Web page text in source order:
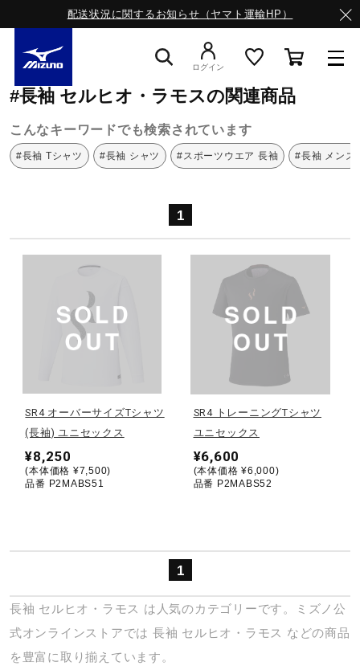
配送状況に関するお知らせ（ヤマト運輸HP）
ライフスタイルウエア
サッカー／フットサル
トレーニング
野球
ゴルフ
テニス／ソフトテニス
ログイン
ミズノ公式オンライン セルヒオ・ラモス
#長袖 セルヒオ・ラモスの関連商品
こんなキーワードでも検索されています
#長袖 Tシャツ #長袖 シャツ #スポーツウエア 長袖 #長袖 メンズ
1
SR4 オーバーサイズTシャツ
(長袖) ユニセックス
¥8,250
(本体価格 ¥7,500)
品番 P2MABS51
SR4 トレーニングTシャツ
ユニセックス
¥6,600
(本体価格 ¥6,000)
品番 P2MABS52
1
長袖 セルヒオ・ラモス は人気のカテゴリーです。ミズノ公
式オンラインストアでは 長袖 セルヒオ・ラモス などの商品
を豊富に取り揃えています。